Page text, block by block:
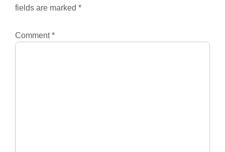
fields are marked *
Comment*